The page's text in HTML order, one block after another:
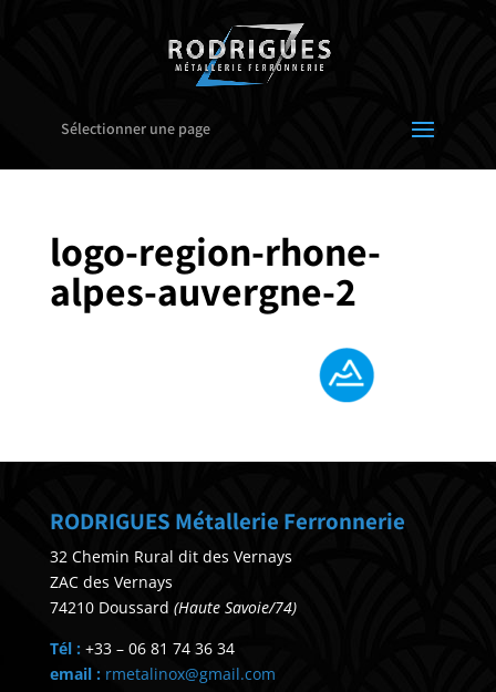
Sélectionner une page
logo-region-rhone-
alpes-auvergne-2
RODRIGUES Métallerie Ferronnerie
32 Chemin Rural dit des Vernays
ZAC des Vernays
74210 Doussard (Haute Savoie/74)
Tél : +33 – 06 81 74 36 34
email : rmetalinox@gmail.com